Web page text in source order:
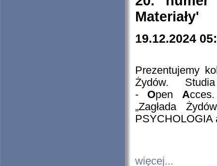
Materiały'
19.12.2024
Prezentujemy
Żydów.
- Open A
„Zagłada
PSYCHOLOGIA
więcej...